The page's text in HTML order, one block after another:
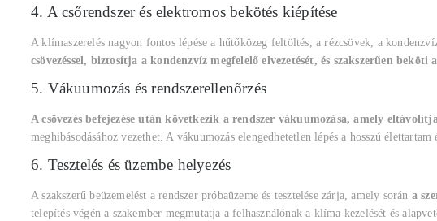
4. A csőrendszer és elektromos bekötés kiépítése
A klímaszerelés nagyon fontos lépése a hűtőközeg feltöltés, a rézcsövek, a
csövezéssel, biztosítja a kondenzvíz megfelelő elvezetését, és szakszerűen
5. Vákuumozás és rendszerellenőrzés
A csövezés befejezése után következik a rendszer vákuumozása, amely
meghibásodásához vezethet. A vákuumozás elengedhetetlen lépés a hosszú
6. Tesztelés és üzembe helyezés
A szakszerű beüzemelést a rendszer próbaüzeme és tesztelése zárja, amely során a
telepítés végén a szakember megmutatja a felhasználónak a klíma kezelését és